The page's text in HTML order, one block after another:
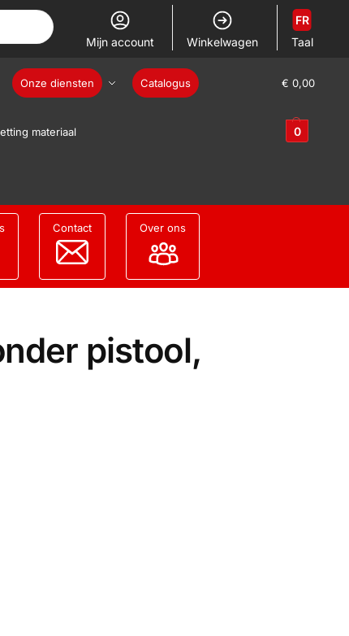
Mijn account Winkelwagen Taal
FR
Onze diensten Catalogus
materiaal
€ 0,00
0
Contact Over ons
pistool,